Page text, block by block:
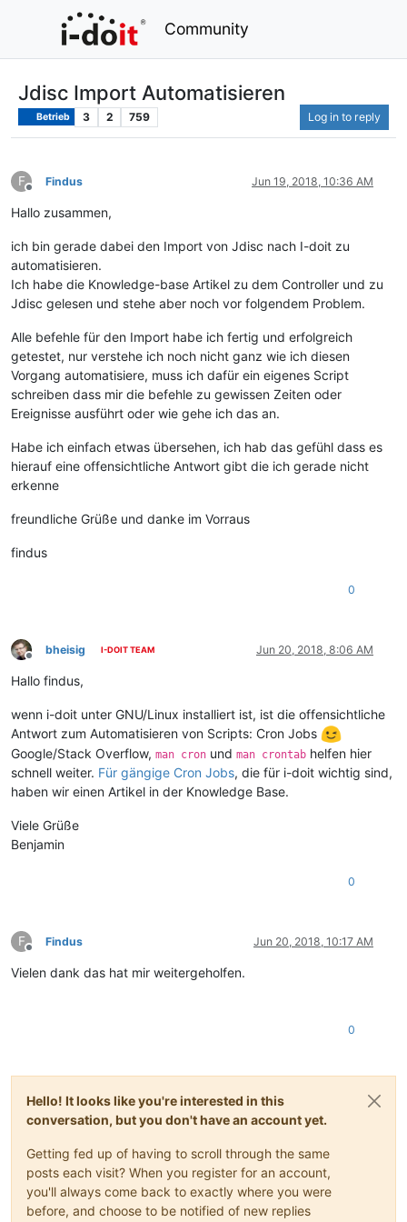
Community
Jdisc Import Automatisieren
Betrieb 3 2 759 Log in to reply
F
Offline
Findus Jun 19, 2018, 10:36 AM
Hallo zusammen,
ich bin gerade dabei den Import von Jdisc nach I-doit zu
automatisieren.
Ich habe die Knowledge-base Artikel zu dem Controller und zu
Jdisc gelesen und stehe aber noch vor folgendem Problem.
Alle befehle für den Import habe ich fertig und erfolgreich
getestet, nur verstehe ich noch nicht ganz wie ich diesen
Vorgang automatisiere, muss ich dafür ein eigenes Script
schreiben dass mir die befehle zu gewissen Zeiten oder
Ereignisse ausführt oder wie gehe ich das an.
Habe ich einfach etwas übersehen, ich hab das gefühl dass es
hierauf eine offensichtliche Antwort gibt die ich gerade nicht
erkenne
freundliche Grüße und danke im Vorraus
findus
0
Offline
bheisig I-DOIT TEAM Jun 20, 2018, 8:06 AM
Hallo findus,
wenn i-doit unter GNU/Linux installiert ist, ist die offensichtliche
Antwort zum Automatisieren von Scripts: Cron Jobs
Google/Stack Overflow, man cron und man crontab helfen hier
schnell weiter. Für gängige Cron Jobs, die für i-doit wichtig sind,
haben wir einen Artikel in der Knowledge Base.
Viele Grüße
Benjamin
0
F
Offline
Findus Jun 20, 2018, 10:17 AM
Vielen dank das hat mir weitergeholfen.
0
Hello! It looks like you're interested in this
conversation, but you don't have an account yet.
Getting fed up of having to scroll through the same
posts each visit? When you register for an account,
you'll always come back to exactly where you were
before, and choose to be notified of new replies